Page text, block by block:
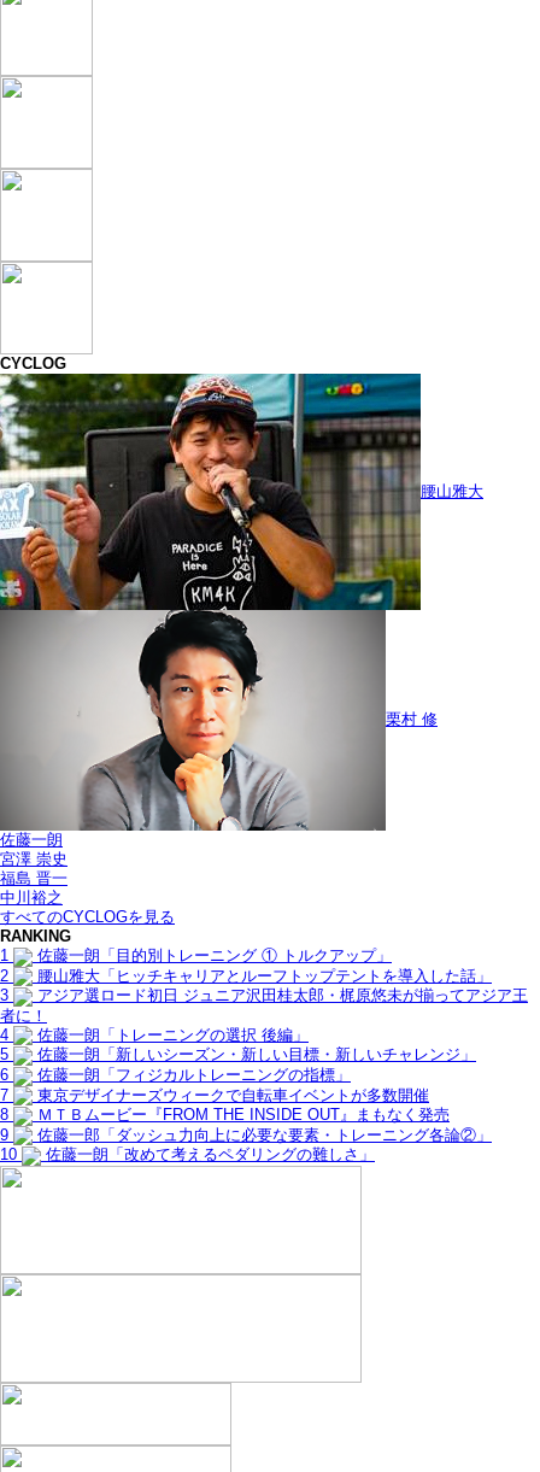
CYCLOG
腰山雅大
栗村 修
佐藤一朗
宮澤 崇史
福島 晋一
中川裕之
すべてのCYCLOGを見る
RANKING
1
佐藤一朗「目的別トレーニング ① トルクアップ」
2
腰山雅大「ヒッチキャリアとルーフトップテントを導入した話」
3
アジア選ロード初日 ジュニア沢田桂太郎・梶原悠未が揃ってアジア王
者に！
4
佐藤一朗「トレーニングの選択 後編」
5
佐藤一朗「新しいシーズン・新しい目標・新しいチャレンジ」
6
佐藤一朗「フィジカルトレーニングの指標」
7
東京デザイナーズウィークで自転車イベントが多数開催
8
ＭＴＢムービー『FROM THE INSIDE OUT』まもなく発売
9
佐藤一郎「ダッシュ力向上に必要な要素・トレーニング各論②」
10
佐藤一朗「改めて考えるペダリングの難しさ」